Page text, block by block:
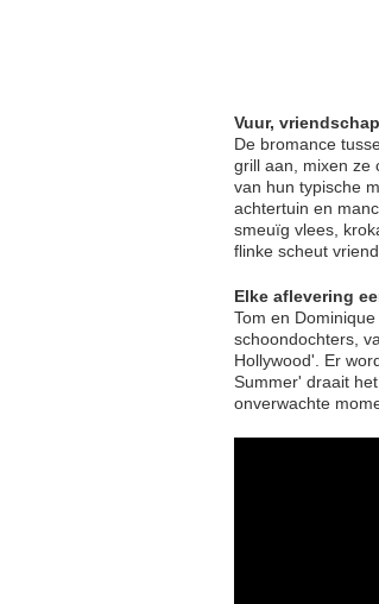
Vuur,
De bromance
grill aan, mixen ze
van hun typische
achtertuin en
smeuïg vlees,
flinke scheut
Elke aflevering
Tom en
schoondochters,
Hollywood'. Er
Summer' draait
onverwachte